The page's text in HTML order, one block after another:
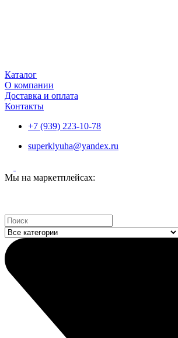
Каталог
О компании
Доставка и оплата
Контакты
+7 (939) 223-10-78
superklyuha@yandex.ru
Мы на маркетплейсах:
Search
...